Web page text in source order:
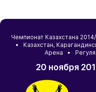
Чемпионат Казахстана
• Казахстан,
Арена •
20 ноября